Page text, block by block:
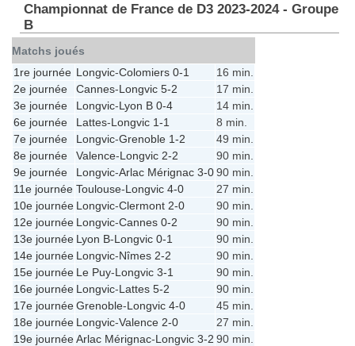
Championnat de France de D3 2023-2024 - Groupe
B
Matchs joués
1re journée Longvic-Colomiers 0-1
16 min.
2e journée
Cannes-Longvic 5-2
17 min.
3e journée
Longvic-Lyon B 0-4
14 min.
6e journée
Lattes-Longvic 1-1
8 min.
7e journée
Longvic-Grenoble 1-2
49 min.
8e journée
Valence-Longvic 2-2
90 min.
9e journée
Longvic-Arlac Mérignac 3-090 min.
11e journée Toulouse-Longvic 4-0
27 min.
10e journée Longvic-Clermont 2-0
90 min.
12e journée Longvic-Cannes 0-2
90 min.
13e journée Lyon B-Longvic 0-1
90 min.
14e journée Longvic-Nîmes 2-2
90 min.
15e journée Le Puy-Longvic 3-1
90 min.
16e journée Longvic-Lattes 5-2
90 min.
17e journéeGrenoble-Longvic 4-0
45 min.
18e journée Longvic-Valence 2-0
27 min.
19e journéeArlac Mérignac-Longvic 3-2 90 min.